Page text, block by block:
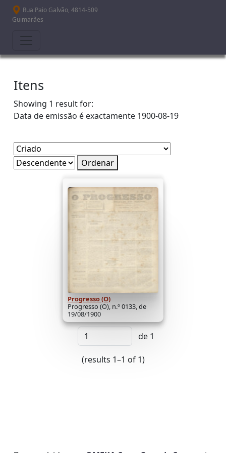
Passar para o conteúdo principal
Rua Paio Galvão, 4814-509
Guimarães
Itens
Showing 1 result for:
Data de emissão é exactamente 1900-08-19
Ordenar
Progresso (O)
Progresso (O), n.º 0133, de
19/08/1900
de 1
(results 1–1 of 1)